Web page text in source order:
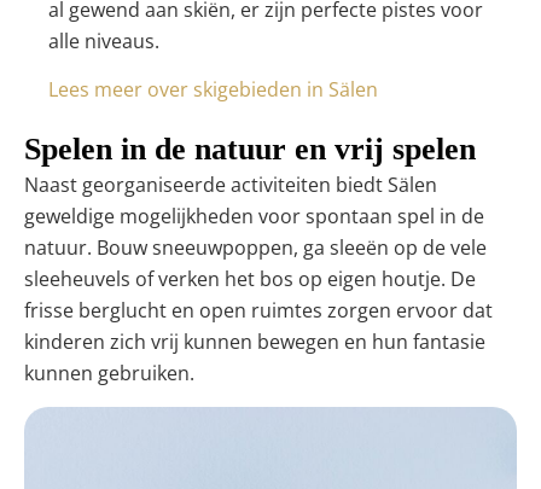
al gewend aan skiën, er zijn perfecte pistes voor
alle niveaus.
Lees meer over skigebieden in Sälen
Spelen in de natuur en vrij spelen
Naast georganiseerde activiteiten biedt Sälen
geweldige mogelijkheden voor spontaan spel in de
natuur. Bouw sneeuwpoppen, ga sleeën op de vele
sleeheuvels of verken het bos op eigen houtje. De
frisse berglucht en open ruimtes zorgen ervoor dat
kinderen zich vrij kunnen bewegen en hun fantasie
kunnen gebruiken.